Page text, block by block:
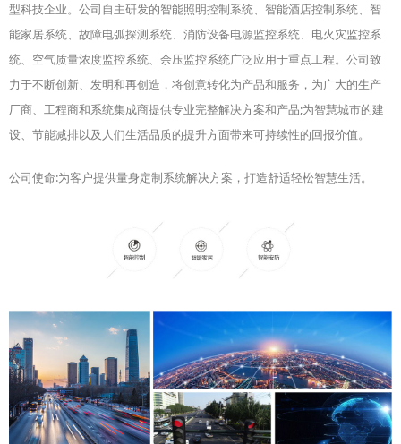
请输入产品关键词
型科技企业。公司自主研发的智能照明控制系统、智能酒店控制系统、智
能家居系统、故障电弧探测系统、消防设备电源监控系统、电火灾监控系
统、空气质量浓度监控系统、余压监控系统广泛应用于重点工程。公司致
力于不断创新、发明和再创造，将创意转化为产品和服务，为广大的生产
厂商、工程商和系统集成商提供专业完整解决方案和产品;为智慧城市的建
设、节能减排以及人们生活品质的提升方面带来可持续性的回报价值。
公司使命:为客户提供量身定制系统解决方案，打造舒适轻松智慧生活。